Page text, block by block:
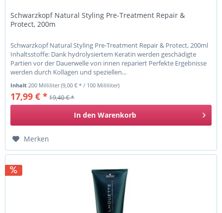
Schwarzkopf Natural Styling Pre-Treatment Repair &
Protect, 200m
Schwarzkopf Natural Styling Pre-Treatment Repair & Protect, 200ml
Inhaltsstoffe: Dank hydrolysiertem Keratin werden geschädigte
Partien vor der Dauerwelle von innen repariert Perfekte Ergebnisse
werden durch Kollagen und speziellen...
Inhalt 200 Milliliter(9,00 € * / 100 Milliliter)
17,99 € *19,40 € *
In den Warenkorb
Merken